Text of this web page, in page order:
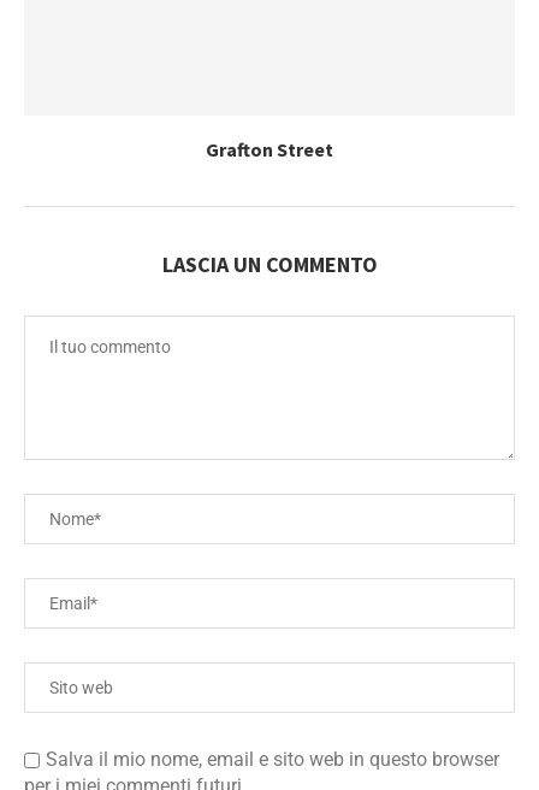
Grafton Street
LASCIA UN COMMENTO
Salva il mio nome, email e sito web in questo browser